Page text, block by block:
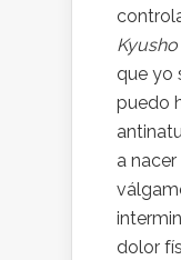
Kyusho
que yo
puedo
a
dolor